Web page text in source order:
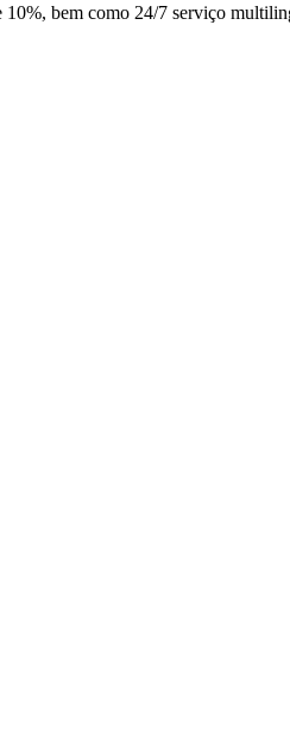
bem como 24/7 serviço